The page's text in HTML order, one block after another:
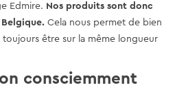
Edmire. Nos produits sont donc
Cela nous permet de bien
être sur la même longueur
consciemment